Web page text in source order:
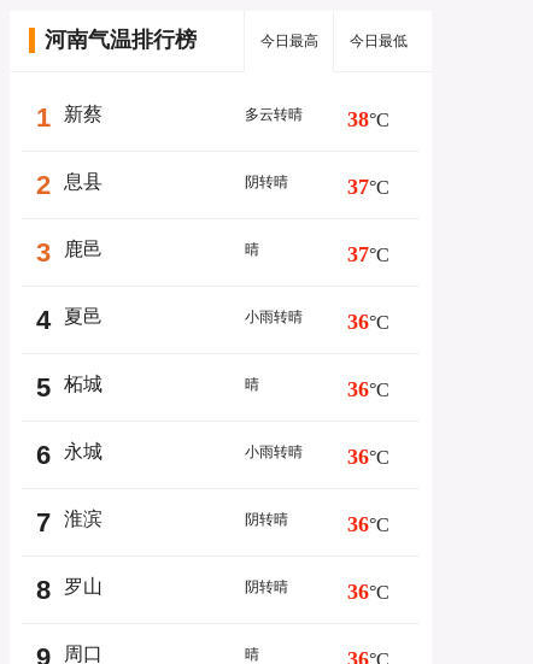
河南气温排行榜 今日最高 今日最低
1 新蔡 多云转晴 38°C
2 息县 阴转晴 37°C
3 鹿邑 晴 37°C
4 夏邑 小雨转晴 36°C
5 柘城 晴 36°C
6 永城 小雨转晴 36°C
7 淮滨 阴转晴 36°C
8 罗山 阴转晴 36°C
9 周口 晴 36°C